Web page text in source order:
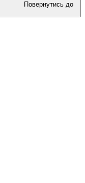
Повернутись до